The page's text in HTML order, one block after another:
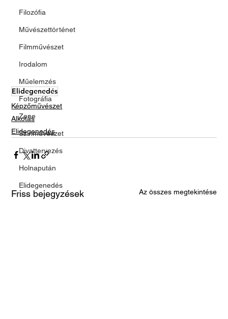
Filozófia
Művészettörténet
Filmművészet
Irodalom
Műelemzés
Fotográfia
Zene
Színművészet
Divattervezés
Holnapután
Elidegenedés
Elidegenedés
Képzőművészet
Alkotás
Elidegenedés
Friss bejegyzések Az összes megtekintése